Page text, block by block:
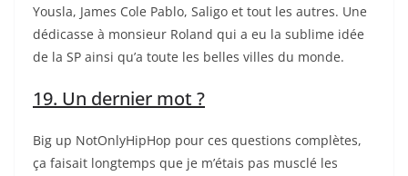
Yousla, James Cole Pablo, Saligo et tout les autres. Une
dédicasse à monsieur Roland qui a eu la sublime idée
de la SP ainsi qu’a toute les belles villes du monde.
19. Un dernier mot ?
Big up NotOnlyHipHop pour ces questions complètes,
ça faisait longtemps que je m’étais pas musclé les